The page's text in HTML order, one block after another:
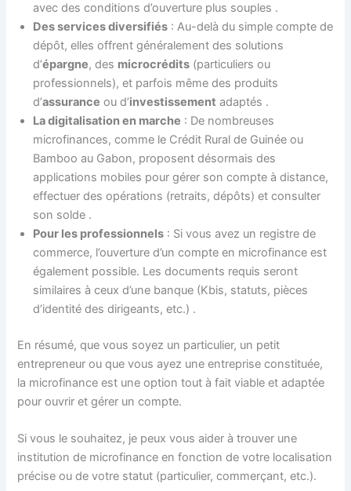
avec des conditions d’ouverture plus souples .
Des services diversifiés : Au-delà du simple compte de
dépôt, elles offrent généralement des solutions
d’épargne, des microcrédits (particuliers ou
professionnels), et parfois même des produits
d’assurance ou d’investissement adaptés .
La digitalisation en marche : De nombreuses
microfinances, comme le Crédit Rural de Guinée ou
Bamboo au Gabon, proposent désormais des
applications mobiles pour gérer son compte à distance,
effectuer des opérations (retraits, dépôts) et consulter
son solde .
Pour les professionnels : Si vous avez un registre de
commerce, l’ouverture d’un compte en microfinance est
également possible. Les documents requis seront
similaires à ceux d’une banque (Kbis, statuts, pièces
d’identité des dirigeants, etc.) .
En résumé, que vous soyez un particulier, un petit
entrepreneur ou que vous ayez une entreprise constituée,
la microfinance est une option tout à fait viable et adaptée
pour ouvrir et gérer un compte.
Si vous le souhaitez, je peux vous aider à trouver une
institution de microfinance en fonction de votre localisation
précise ou de votre statut (particulier, commerçant, etc.).